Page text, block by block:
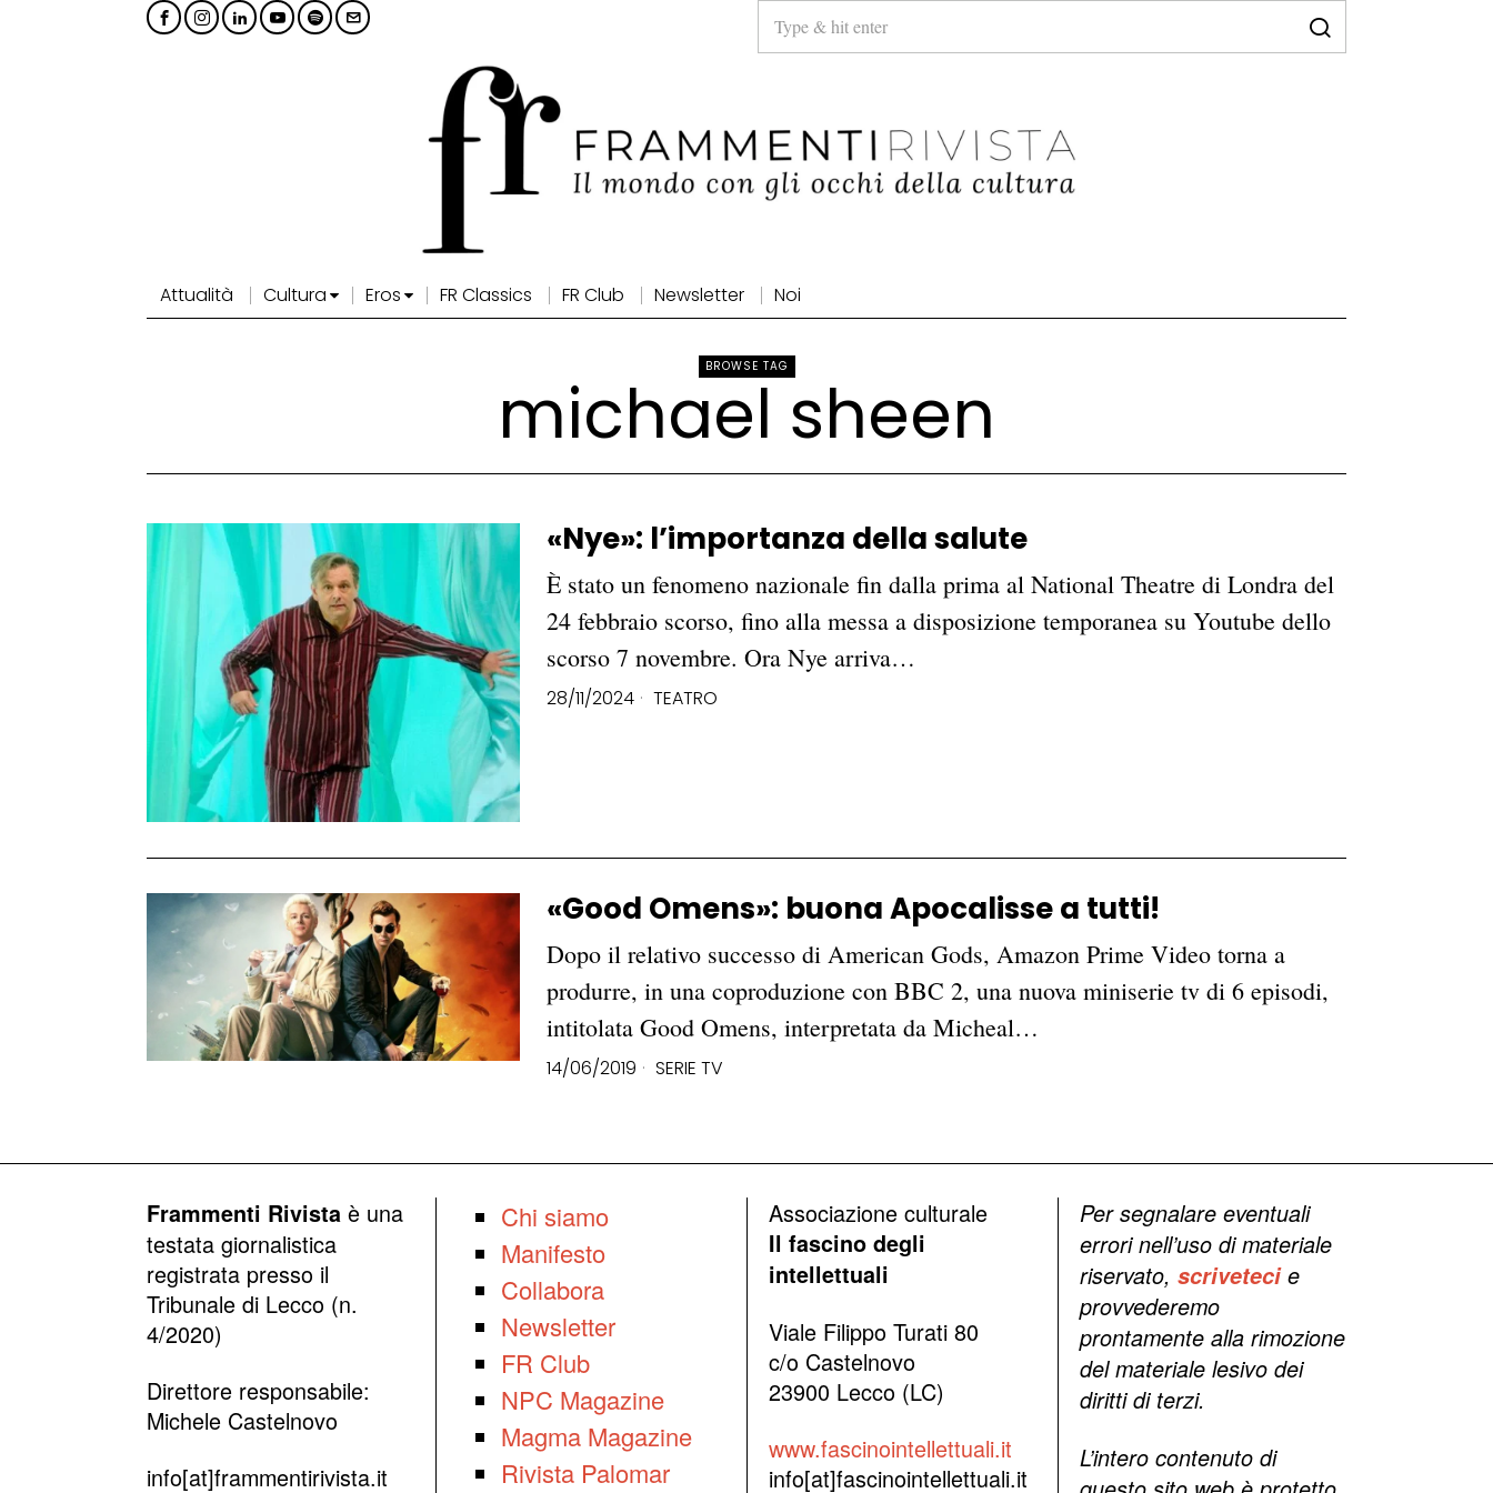
Attualità Cultura Eros FR Classics FR Club Newsletter Noi
BROWSE TAG
michael sheen
«Nye»: l’importanza della salute
È stato un fenomeno nazionale fin dalla prima al National Theatre di Londra del
24 febbraio scorso, fino alla messa a disposizione temporanea su Youtube dello
scorso 7 novembre. Ora Nye arriva…
28/11/2024 TEATRO
«Good Omens»: buona Apocalisse a tutti!
Dopo il relativo successo di American Gods, Amazon Prime Video torna a
produrre, in una coproduzione con BBC 2, una nuova miniserie tv di 6 episodi,
intitolata Good Omens, interpretata da Micheal…
14/06/2019 SERIE TV
Frammenti Rivista è una
testata giornalistica
registrata presso il
Tribunale di Lecco (n.
4/2020)
Direttore responsabile:
Michele Castelnovo
info[at]frammentirivista.it
Chi siamo
Manifesto
Collabora
Newsletter
FR Club
NPC Magazine
Magma Magazine
Rivista Palomar
Associazione culturale
Il fascino degli
intellettuali
Viale Filippo Turati 80
c/o Castelnovo
23900 Lecco (LC)
www.fascinointellettuali.it
info[at]fascinointellettuali.it
Per segnalare eventuali
errori nell’uso di materiale
riservato, scriveteci e
provvederemo
prontamente alla rimozione
del materiale lesivo dei
diritti di terzi.
L’intero contenuto di